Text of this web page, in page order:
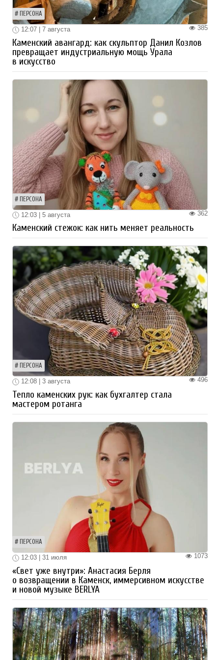
ПЕРСОНА
385
12:07 | 7 августа
Каменский авангард: как скульптор Данил Козлов
превращает индустриальную мощь Урала
в искусство
ПЕРСОНА
362
12:03 | 5 августа
Каменский стежок: как нить меняет реальность
ПЕРСОНА
496
12:08 | 3 августа
Тепло каменских рук: как бухгалтер стала
мастером ротанга
ПЕРСОНА
1073
12:03 | 31 июля
«Свет уже внутри»: Анастасия Берля
о возвращении в Каменск, иммерсивном искусстве
и новой музыке BERLYA